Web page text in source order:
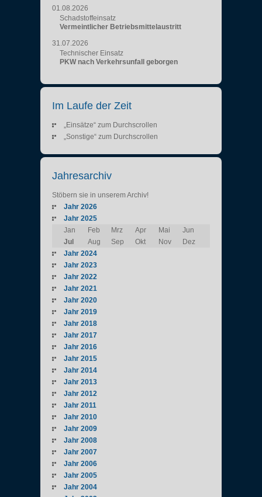
01.08.2026
Schadstoffeinsatz
Vermeintlicher Betriebsmittelaustritt
31.07.2026
Technischer Einsatz
PKW nach Verkehrsunfall geborgen
Im Laufe der Zeit
„Einsätze“ zum Durchscrollen
„Sonstige“ zum Durchscrollen
Jahresarchiv
Stöbern sie in unserem Archiv!
Jahr 2026
Jahr 2025
Jan
Feb Mrz Apr Mai
Jun
Jul
Aug Sep Okt Nov
Dez
Jahr 2024
Jahr 2023
Jahr 2022
Jahr 2021
Jahr 2020
Jahr 2019
Jahr 2018
Jahr 2017
Jahr 2016
Jahr 2015
Jahr 2014
Jahr 2013
Jahr 2012
Jahr 2011
Jahr 2010
Jahr 2009
Jahr 2008
Jahr 2007
Jahr 2006
Jahr 2005
Jahr 2004